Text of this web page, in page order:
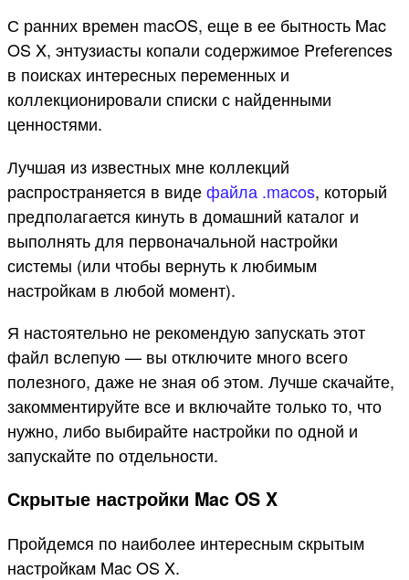
С ранних времен macOS, еще в ее бытность Mac
OS X, энтузиасты копали содержимое Preferences
в поисках интересных переменных и
коллекционировали списки с найденными
ценностями.
Лучшая из известных мне коллекций
распространяется в видефайла .macos, который
предполагается кинуть в домашний каталог и
выполнять для первоначальной настройки
системы (или чтобы вернуть к любимым
настройкам в любой момент).
Я настоятельно не рекомендую запускать этот
файл вслепую — вы отключите много всего
полезного, даже не зная об этом. Лучше скачайте,
закомментируйте все и включайте только то, что
нужно, либо выбирайте настройки по одной и
запускайте по отдельности.
Скрытые настройки Mac OS X
Пройдемся по наиболее интересным скрытым
настройкам Mac OS X.